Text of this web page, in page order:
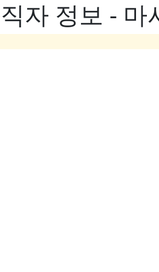
자 정보 - 마